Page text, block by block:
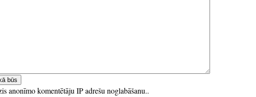
anonīmo komentētāju IP adrešu noglabāšanu..